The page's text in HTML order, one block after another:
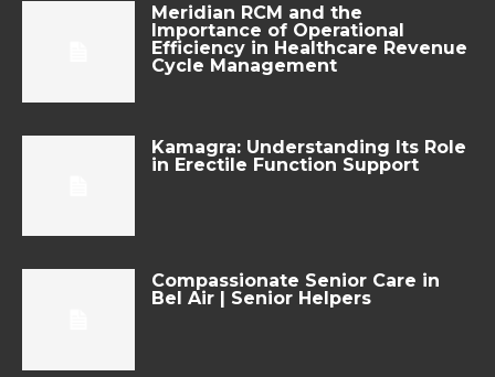
Meridian RCM and the
Importance of Operational
Efficiency in Healthcare Revenue
Cycle Management
Kamagra: Understanding Its Role
in Erectile Function Support
Compassionate Senior Care in
Bel Air | Senior Helpers